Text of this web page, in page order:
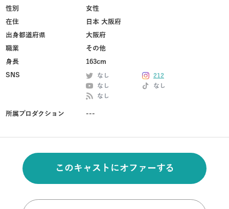
性別
女性
在住
日本 大阪府
出身都道府県
大阪府
職業
その他
身長
163cm
SNS
なし
212
なし
なし
なし
所属プロダクション ---
このキャストにオファーする